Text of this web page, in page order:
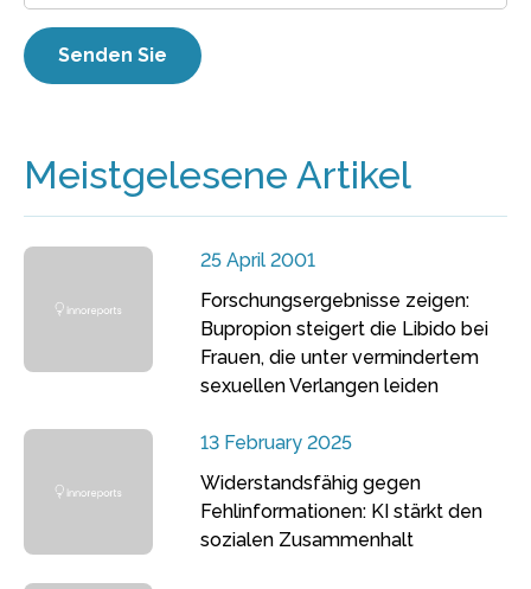
Meistgelesene Artikel
25 April 2001
Forschungsergebnisse zeigen:
Bupropion steigert die Libido bei
Frauen, die unter vermindertem
sexuellen Verlangen leiden
13 February 2025
Widerstandsfähig gegen
Fehlinformationen: KI stärkt den
sozialen Zusammenhalt